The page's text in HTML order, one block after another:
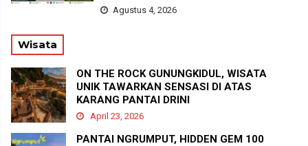
Agustus 4, 2026
Wisata
ON THE ROCK GUNUNGKIDUL, WISATA
UNIK TAWARKAN SENSASI DI ATAS
KARANG PANTAI DRINI
April 23, 2026
PANTAI NGRUMPUT, HIDDEN GEM 100